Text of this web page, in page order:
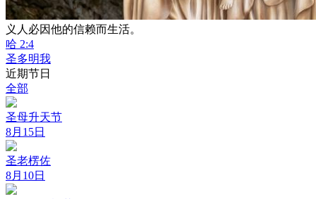
义人必因他的信赖而生活。
哈 2:4
圣多明我
近期节日
全部
圣母升天节
8月15日
圣老楞佐
8月10日